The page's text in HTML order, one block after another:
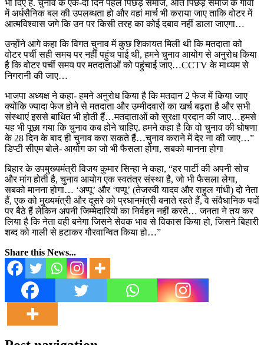
भी दिए हैं. चुनाव के एक-दो दिन पहले पिछड़े समाज, अति पिछड़े समाज के गांवों
में अर्धसैनिक बल की उपलब्धता हो और वहां मार्च भी कराया जाए ताकि वोटर में
आत्मविश्वास जगे कि उन पर किसी तरह का कोई दबाव नहीं डाला जाएगा…
उन्होंने आगे कहा कि विगत चुनाव में कुछ शिकायत मिली थी कि मतदाता को
वोटर पर्ची सही समय पर नहीं पहुंच पाई थी, हमने चुनाव आयोग से अनुरोध किया
है कि वोटर पर्ची समय पर मतदाताओं को पहुंचाई जाए…CCTV के माध्यम से
निगरानी की जाए…
भाजपा अध्यक्ष ने कहा- हमने अनुरोध किया है कि मतदान 2 फेज में किया जाए
क्योंकि ज्यादा फेज होने से मतदाता और उम्मीदवारों का खर्च बढ़ता है और सभी
संस्थाएं इससे बाधित भी होती हैं…मतदाताओं को सुरक्षा प्रदान की जाए…हमसे
यह भी पूछा गया कि चुनाव कब होने चाहिए. हमने कहा है कि वो चुनाव की घोषणा
के 28 दिन के बाद ही चुनाव करा सकते हैं…चुनाव कराने में देर ना की जाए…”
डिप्टी सीएम बोले- आयोग का जो भी फैसला होगा, सबको मानना होगा
बिहार के उपमुख्यमंत्री विजय कुमार सिन्हा ने कहा, “हर पार्टी की अपनी सोच
और मांग होती है, चुनाव आयोग एक स्वतंत्र संस्था है, जो भी फैसला लेगा,
सबको मानना ​​होगा… ‘अप्पू’ और ‘पप्पू’ (तेजस्वी यादव और राहुल गांधी) दो नेता
हैं, एक को मुख्यमंत्री और दूसरे को प्रधानमंत्री बनाते रहते हैं, वे संवैधानिक पदों
पर बैठे हैं लेकिन अपनी जिम्मेदारियों का निर्वहन नहीं करते… जनता ने तय कर
लिया है कि नेता वही बनेगा जिसने सेवक भाव से विकास किया हो, जिसने बिहारी
शब्द को गाली से हटाकर गौरवान्वित किया हो…”
Share this News...